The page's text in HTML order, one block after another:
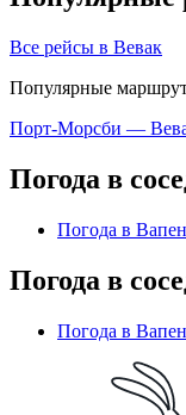
Все рейсы в Вевак
Популярные
Порт-Морсби —
Погода в
Погода в
Погода в
Погода в